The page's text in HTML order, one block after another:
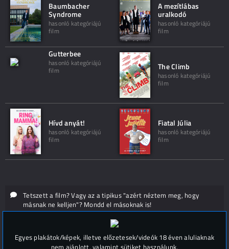
Baumbacher
Syndrome
hasonló kategóriájú
film
A mezítlábas
uralkodó
hasonló kategóriájú
film
Gutterbee
hasonló kategóriájú
film The Climb
hasonló kategóriájú
film
Hívd anyát!
hasonló kategóriájú
film
Fiatal Júlia
hasonló kategóriájú
film
Tetszett a film? Vagy az a tipikus "azért néztem meg, hogy
másnak ne kelljen"? Mondd el másoknak is!
Hozzászólások (
Egyes plakátok/képek, illetve előzetesek/videók 18 éven aluliaknak
nem ajánlott, valamint sütiket használunk.